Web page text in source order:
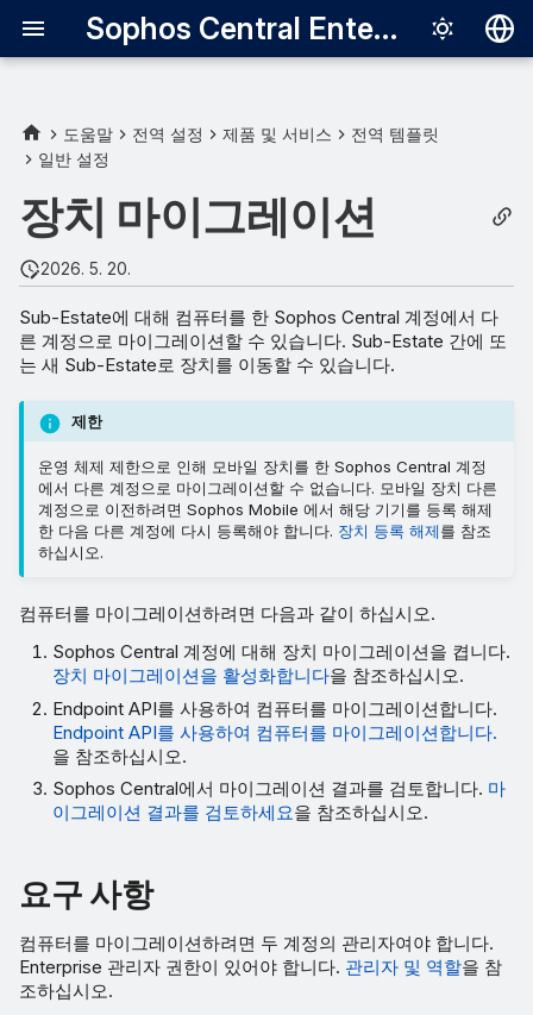
Sophos Central Enterprise
English
한국어
요구 사항
장치 마이그레이션을 활성화
Endpoint API를 사용하여 컴
퓨터를 마이그레이션합니다.
세요
도움말 전역 설정 제품 및 서비스
전역 템플릿
일반 설정
장치 마이그레이션
2026. 5. 20.
Sub-Estate에 대해 컴퓨터를 한 Sophos Central 계정에서 다
른 계정으로 마이그레이션할 수 있습니다. Sub-Estate 간에 또
는 새 Sub-Estate로 장치를 이동할 수 있습니다.
제한
운영 체제 제한으로 인해 모바일 장치를 한 Sophos Central 계정
에서 다른 계정으로 마이그레이션할 수 없습니다. 모바일 장치 다른
계정으로 이전하려면 Sophos Mobile 에서 해당 기기를 등록 해제
한 다음 다른 계정에 다시 등록해야 합니다. 장치 등록 해제를 참조
하십시오.
컴퓨터를 마이그레이션하려면 다음과 같이 하십시오.
Sophos Central 계정에 대해 장치 마이그레이션을 켭니다.
장치 마이그레이션을 활성화합니다을 참조하십시오.
Endpoint API를 사용하여 컴퓨터를 마이그레이션합니다.
Endpoint API를 사용하여 컴퓨터를 마이그레이션합니다.
을 참조하십시오.
Sophos Central에서 마이그레이션 결과를 검토합니다. 마
이그레이션 결과를 검토하세요을 참조하십시오.
요구 사항
컴퓨터를 마이그레이션하려면 두 계정의 관리자여야 합니다.
Enterprise 관리자 권한이 있어야 합니다. 관리자 및 역할을 참
조하십시오.